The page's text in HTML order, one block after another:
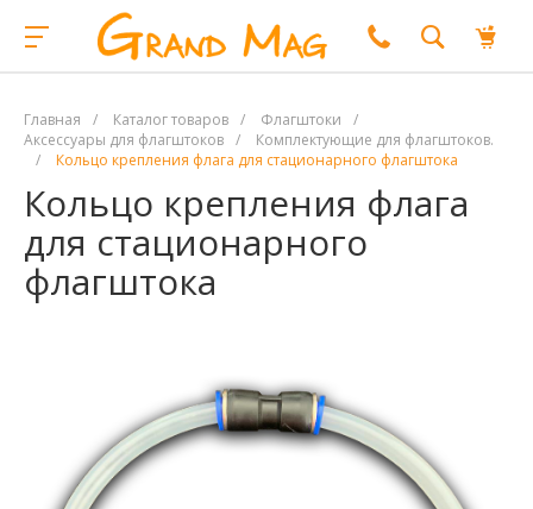
Главная / Каталог товаров / Флагштоки
/
Аксессуары для флагштоков /
Комплектующие для флагштоков.
/
Кольцо крепления флага для стационарного флагштока
Кольцо крепления флага
для стационарного
флагштока